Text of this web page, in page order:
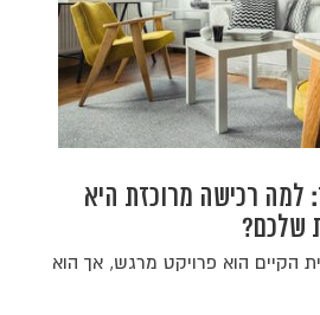
למה רכישה מרוכזת היא
שלכם?
הקיים הוא פרויקט מרגש, אך הוא